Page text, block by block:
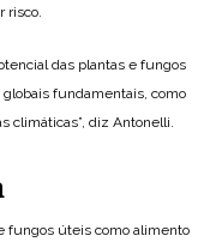
risco.
das plantas e fungos
fundamentais, como
climáticas”, diz Antonelli.
fungos úteis como alimento